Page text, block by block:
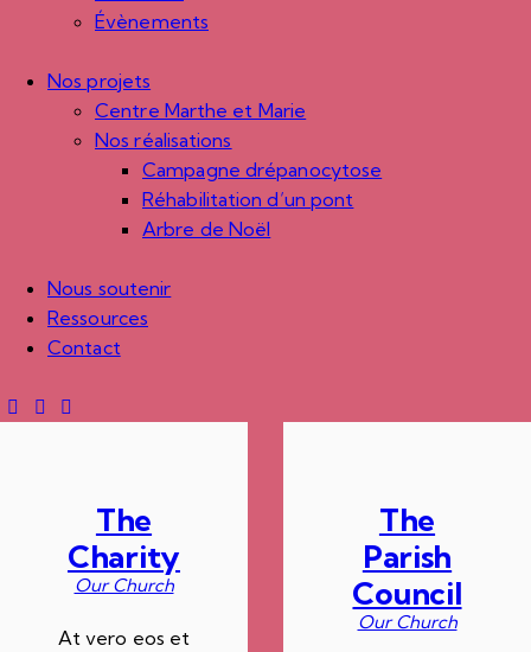
Évènements
Nos projets
Centre Marthe et Marie
Nos réalisations
Campagne drépanocytose
Réhabilitation d’un pont
Arbre de Noël
Nous soutenir
Ressources
Contact
The
Charity
Our Church
At vero eos et
The
Parish
Council
Our Church